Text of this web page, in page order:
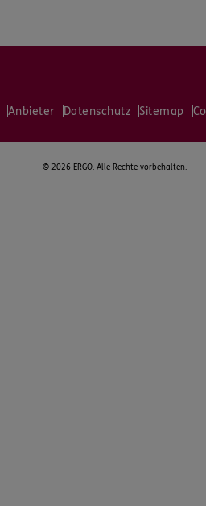
Anbieter Datenschutz Sitemap
© 2026 ERGO. Alle Rechte vorbehalten.